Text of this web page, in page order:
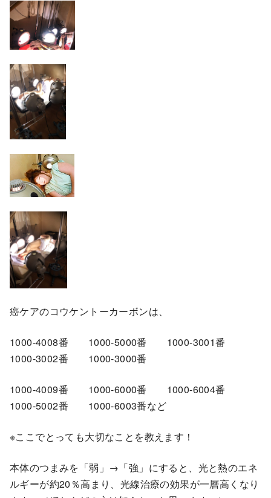
癌ケアのコウケントーカーボンは、
1000-4008番 1000-5000番 1000-3001番
1000-3002番 1000-3000番
1000-4009番 1000-6000番 1000-6004番
1000-5002番 1000-6003番など
※ここでとっても大切なことを教えます！
本体のつまみを「弱」→「強」にすると、光と熱のエネ
ルギーが約20％高まり、光線治療の効果が一層高くなり